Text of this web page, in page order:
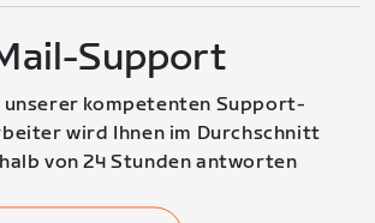
Support
unserer kompetenten Support-
wird Ihnen im Durchschnitt
von 24 Stunden antworten